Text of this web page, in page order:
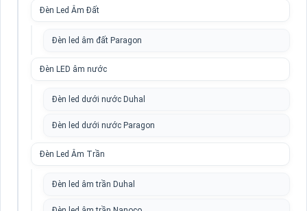
Đèn Led Âm Đất
Đèn led âm đất Paragon
Đèn LED âm nước
Đèn led dưới nước Duhal
Đèn led dưới nước Paragon
Đèn Led Âm Trần
Đèn led âm trần Duhal